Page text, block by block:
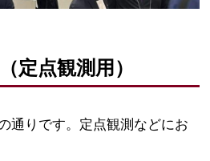
定点観測用）
通りです。定点観測などにお